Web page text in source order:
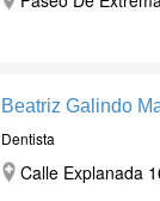
Beatriz Galindo
Dentista
Calle Explanada